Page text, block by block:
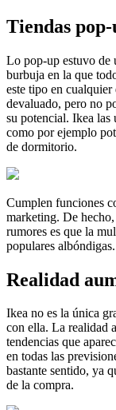
Tiendas
Lo pop-up estuvo de
burbuja en la que
este tipo en
devaluado, pero no
su potencial. Ikea las
como por ejemplo
de dormitorio.
Cumplen funciones
marketing. De
rumores es que la
populares albóndigas.
Realidad
Ikea no es la única
con ella. La realidad
tendencias que
en todas las
bastante sentido, ya
de la compra.